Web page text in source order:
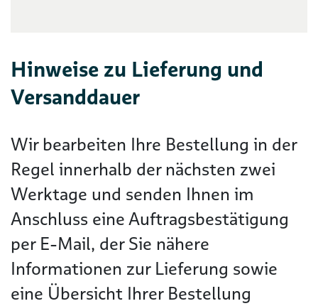
Hinweise zu Lieferung und
Versanddauer
Wir bearbeiten Ihre Bestellung in der
Regel innerhalb der nächsten zwei
Werktage und senden Ihnen im
Anschluss eine Auftragsbestätigung
per E-Mail, der Sie nähere
Informationen zur Lieferung sowie
eine Übersicht Ihrer Bestellung